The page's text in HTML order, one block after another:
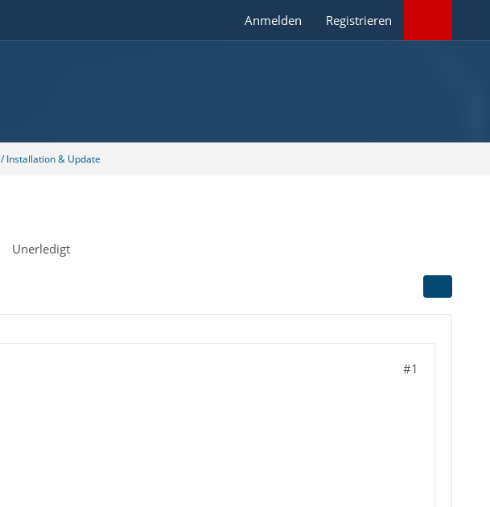
Anmelden Registrieren
Installation & Update
Unerledigt
#1